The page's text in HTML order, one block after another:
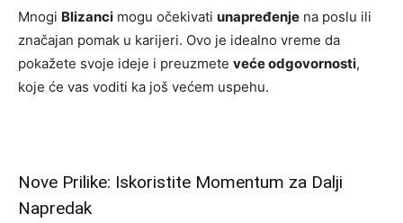
Mnogi Blizanci mogu očekivati unapređenje na poslu ili
značajan pomak u karijeri. Ovo je idealno vreme da
pokažete svoje ideje i preuzmete veće odgovornosti,
koje će vas voditi ka još većem uspehu.
Nove Prilike: Iskoristite Momentum za Dalji
Napredak